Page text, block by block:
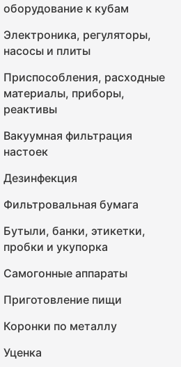
оборудование к кубам
Электроника, регуляторы,
насосы и плиты
Приспособления, расходные
материалы, приборы,
реактивы
Вакуумная фильтрация
настоек
Дезинфекция
Фильтровальная бумага
Бутыли, банки, этикетки,
пробки и укупорка
Самогонные аппараты
Приготовление пищи
Коронки по металлу
Уценка